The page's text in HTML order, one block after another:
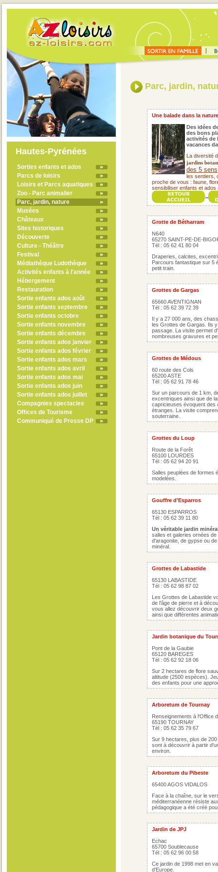
Hautes-Pyrénées
Sorties enfants et ados
Parcs de loisirs
Loisirs et Parcs aquatiques
Zoo - Parc animalier
Parc, jardin, nature
Musées
Châteaux
Sites historiques
Découverte
Culture - Théâtre
Festival
Médiathèque Ludothèque
Activités enfants à l'année
Hébergement
Restauration
Sortie enfants ados août
Sortie enfants septembre
Sortie enfants octobre
Sortie enfants novembre
Sortie enfants décembre
Sortie enfants ados janvier
Sortie enfants ados février
Sortie enfants ados mars
Sortie enfants ados avril
Sortie enfants ados mai
Sortie enfants ados juin
Sortie enfants ados juillet
Compagnies spectacles
Offices de Tourisme
Communiqué de Presse DP
Parc, jardin,
Une balade dans la
Des idées
des bons
activités de
vacances
La diversité
jardins
des 5 sens
les sentiers,
proche de vous : faune,
sensibiliser enfants et ados
Grotte de Bétharram
N640
65270 SAINT-PE-DE-
Tél : 05 62 41 80 04
Draperies, calcites,
Parcours fantastique sur 5
petit train.
Grottes de Gargas
65660 AVENTIGNAN
Tél : 05 62 39 72 39
Il y a 27 000 ans, des
les Grottes de Gargas. Ils
passage. La visite permet
nombreuses gravures et
Grottes de Médous
60 route des Cols
65200 ASTE
Tél : 05 62 91 78 46
Sur un parcours de 1 km,
excentriques ainsi que de
capricieuses évoquent
étranges. La visite
souterraine.
Grottes du Loup
Route de la Forêt
65100 LOURDES
Tél : 05 62 94 20 91
Salles peuplées de formes
modelées.
Gouffre d'Esparros
65130 ESPARROS
Tél : 05 62 39 11 80
Un véritable jardin
salles et galeries ornées
d'aragonite, de gypse ou
minéral.
Grottes de Labastide
65130 LABASTIDE
Tél : 05 62 98 87 02
Les Grottes de Labastide
de l'âge de pierre et à
vous allez découvrir deux
ainsi que différentes
Jardin botanique du
Pont de la Gaubie
65120 BAREGES
Tél : 05 62 92 18 06
Sur 2 hectares de flore
altitude (2500 espèces).
des enfants pour une
Arboretum de Tournay
Renseignements à l'Office
65190 TOURNAY
Tél : 05 62 35 79 67
Sur 9 hectares, plus de
sont à découvrir à partir
environ.
Arboretum du Pibeste
65400 AGOS VIDALOS
Face à la chaîne, sur le
méditerranéenne résiste
pédagogique a été créé
Jardin de JPJ
Echac
65700 Soublecause
Tél : 05 62 96 00 58
Ce jardin de 1998 met en
d'Europe.